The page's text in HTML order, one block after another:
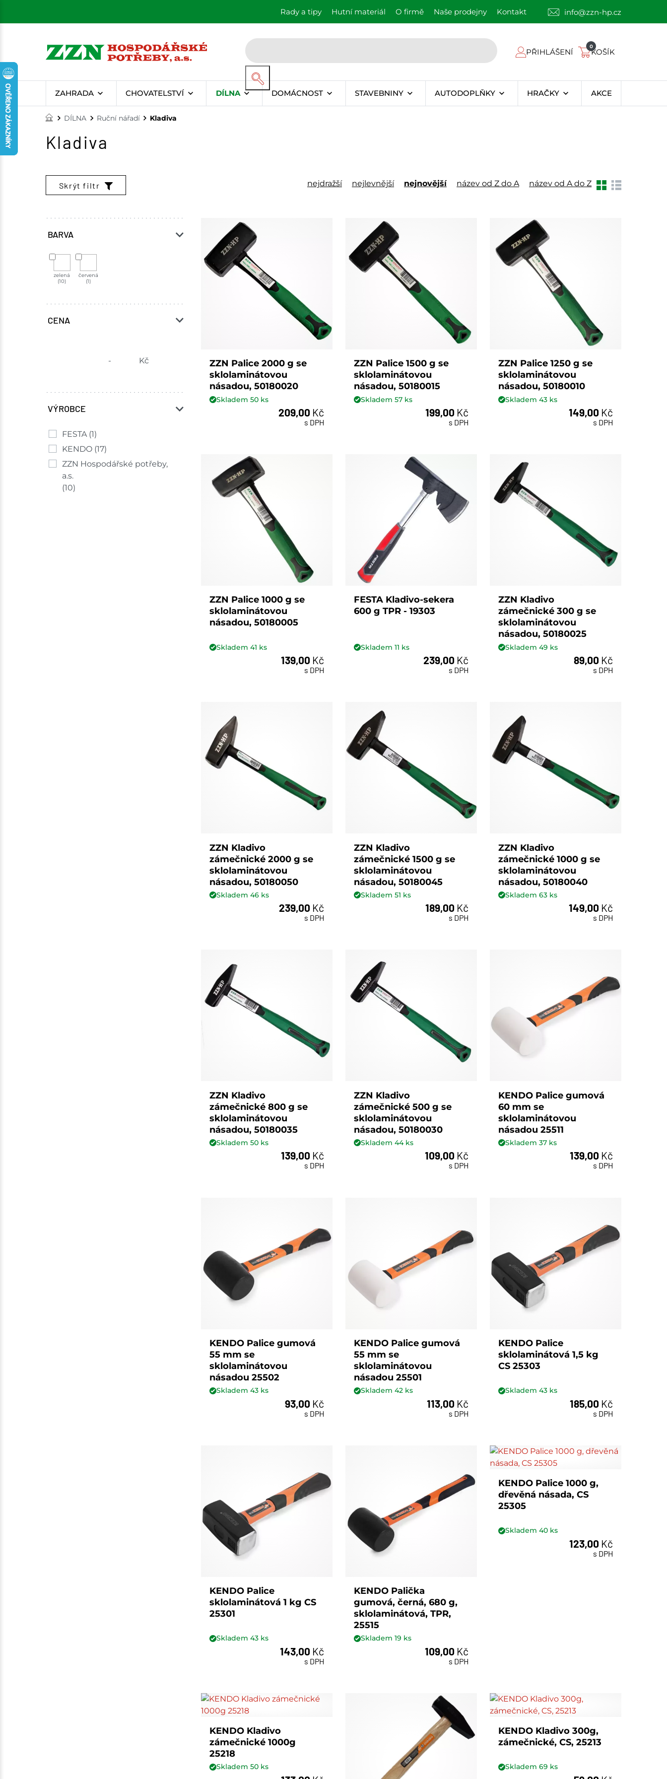
Rady a tipy Hutní materiál O firmě Naše prodejny Kontakt info@zzn-hp.cz
PŘIHLÁŠENÍ
0
KOŠÍK
ZAHRADA CHOVATELSTVÍ DÍLNA DOMÁCNOST STAVEBNINY AUTODOPLŇKY HRAČKY AKCE
DÍLNA Ruční nářadí Kladiva
Kladiva
Skrýt filtr nejdražší nejlevnější nejnovější název od Z do A název od A do Z
BARVA
zelená
(10)
červená
(1)
CENA
- Kč
VÝROBCE
FESTA (1)
KENDO (17)
ZZN Hospodářské potřeby,
a.s.
(10)
ZZN Palice 2000 g se
sklolaminátovou
násadou, 50180020
Skladem50 ks
209,00 Kč
s DPH
ZZN Palice 1500 g se
sklolaminátovou
násadou, 50180015
Skladem57 ks
199,00 Kč
s DPH
ZZN Palice 1250 g se
sklolaminátovou
násadou, 50180010
Skladem43 ks
149,00 Kč
s DPH
ZZN Palice 1000 g se
sklolaminátovou
násadou, 50180005
Skladem41 ks
139,00 Kč
s DPH
FESTA Kladivo-sekera
600 g TPR - 19303
Skladem11 ks
239,00 Kč
s DPH
ZZN Kladivo
zámečnické 300 g se
sklolaminátovou
násadou, 50180025
Skladem49 ks
89,00 Kč
s DPH
ZZN Kladivo
zámečnické 2000 g se
sklolaminátovou
násadou, 50180050
Skladem46 ks
239,00 Kč
s DPH
ZZN Kladivo
zámečnické 1500 g se
sklolaminátovou
násadou, 50180045
Skladem51 ks
189,00 Kč
s DPH
ZZN Kladivo
zámečnické 1000 g se
sklolaminátovou
násadou, 50180040
Skladem63 ks
149,00 Kč
s DPH
ZZN Kladivo
zámečnické 800 g se
sklolaminátovou
násadou, 50180035
Skladem50 ks
139,00 Kč
s DPH
ZZN Kladivo
zámečnické 500 g se
sklolaminátovou
násadou, 50180030
Skladem44ks
109,00 Kč
s DPH
KENDO Palice gumová
60 mm se
sklolaminátovou
násadou 25511
Skladem37 ks
139,00 Kč
s DPH
KENDO Palice gumová
55 mm se
sklolaminátovou
násadou 25502
Skladem43 ks
93,00 Kč
s DPH
KENDO Palice gumová
55 mm se
sklolaminátovou
násadou 25501
Skladem42 ks
113,00 Kč
s DPH
KENDO Palice
sklolaminátová 1,5 kg
CS 25303
Skladem43 ks
185,00 Kč
s DPH
KENDO Palice
sklolaminátová 1 kg CS
25301
Skladem43 ks
143,00 Kč
s DPH
KENDO Palička
gumová, černá, 680 g,
sklolaminátová, TPR,
25515
Skladem19 ks
109,00 Kč
s DPH
KENDO Palice 1000 g,
dřevěná násada, CS
25305
Skladem40 ks
123,00 Kč
s DPH
KENDO Kladivo
zámečnické 1000g
25218
Skladem50 ks
KENDO Kladivo 300g,
zámečnické, CS, 25213
Skladem69 ks